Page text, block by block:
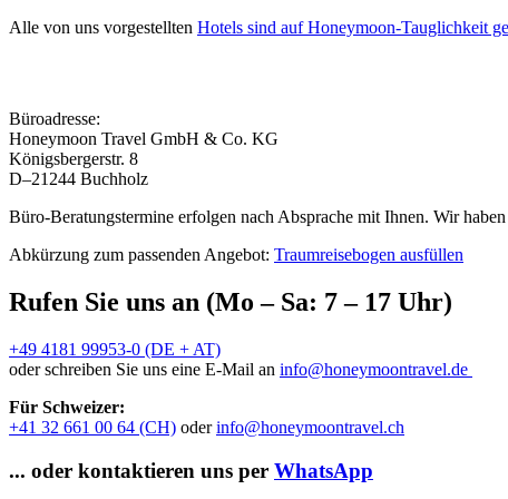
Alle von uns vorgestellten Hotels sind auf Honeymoon-Tauglichkeit
Büroadresse:
Honeymoon Travel GmbH & Co. KG
Königsbergerstr. 8
D–21244 Buchholz
Büro-Beratungstermine erfolgen nach Absprache mit Ihnen. Wir
Abkürzung zum passenden Angebot: Traumreisebogen ausfüllen
Rufen Sie uns an (Mo – Sa: 7 – 17 Uhr)
+49 4181 99953-0 (DE + AT)
oder schreiben Sie uns eine E-Mail an info@honeymoontravel.de
Für Schweizer:
+41 32 661 00 64 (CH) oderinfo@honeymoontravel.ch
... oder kontaktieren uns per WhatsApp